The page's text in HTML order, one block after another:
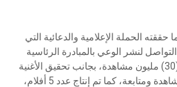
الحملة الإعلامية والدعائية التي
لنشر الوعي بالمبادرة الرئاسية
"مراكب النجاة"، فقد حققت نحو (30) مليون مشاهدة، بجانب تحقيق الأغنية
الرسمية للمبادرة لـ(10) مليون مشاهدة ومتابعة، كما تم إنتاج عدد 5 أفلام،